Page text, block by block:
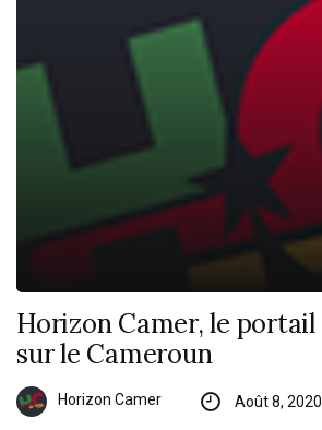
Horizon Camer, le portail
sur le Cameroun
Horizon Camer Août 8, 2020